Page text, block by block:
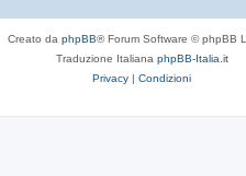
Creato da phpBB® Forum Software © phpBB
Traduzione Italiana phpBB-Italia.it
Privacy | Condizioni